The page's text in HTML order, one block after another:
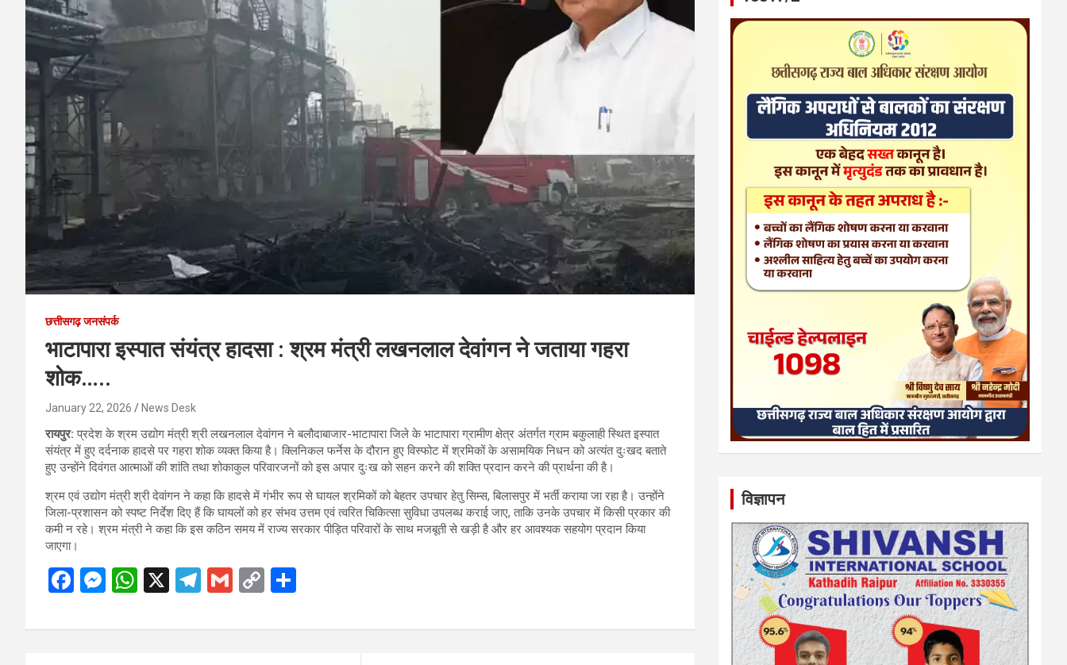
छत्तीसगढ़ जनसंपर्क
भाटापारा इस्पात संयंत्र हादसा : श्रम मंत्री लखनलाल देवांगन ने जताया गहरा
शोक…..
January 22, 2026 News Desk
रायपुर:प्रदेश के श्रम उद्योग मंत्री श्री लखनलाल देवांगन ने बलौदाबाजार-भाटापारा जिले के भाटापारा ग्रामीण क्षेत्र अंतर्गत ग्राम बकुलाही स्थित इस्पात
संयंत्र में हुए दर्दनाक हादसे पर गहरा शोक व्यक्त किया है। क्लिनिकल फर्नेस के दौरान हुए विस्फोट में श्रमिकों के असामयिक निधन को अत्यंत दुःखद बताते
हुए उन्होंने दिवंगत आत्माओं की शांति तथा शोकाकुल परिवारजनों को इस अपार दुःख को सहन करने की शक्ति प्रदान करने की प्रार्थना की है।
श्रम एवं उद्योग मंत्री श्री देवांगन ने कहा कि हादसे में गंभीर रूप से घायल श्रमिकों को बेहतर उपचार हेतु सिम्स, बिलासपुर में भर्ती कराया जा रहा है। उन्होंने
जिला-प्रशासन को स्पष्ट निर्देश दिए हैं कि घायलों को हर संभव उत्तम एवं त्वरित चिकित्सा सुविधा उपलब्ध कराई जाए, ताकि उनके उपचार में किसी प्रकार की
कमी न रहे। श्रम मंत्री ने कहा कि इस कठिन समय में राज्य सरकार पीड़ित परिवारों के साथ मजबूती से खड़ी है और हर आवश्यक सहयोग प्रदान किया
जाएगा।
F
ce
M
se
W
at
X
T
e
G
ail
C
py ar
विज्ञापन